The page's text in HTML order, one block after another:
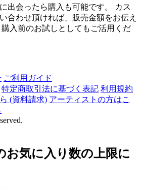
出会ったら購入も可能です。 カス
合わせ頂ければ、販売金額をお伝え
入前のお試しとしてもご活用くだ
ご利用ガイド
特定商取引法に基づく表記 利用規約
(資料請求) アーティストの方はこ
お気に入り数の上限に